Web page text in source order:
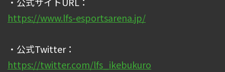
https://www.lfs-esportsarena.jp/
・公式Twitter：
https://twitter.com/lfs_ikebukuro